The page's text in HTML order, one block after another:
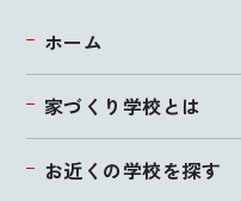
ホーム
家づくり学校とは
お近くの学校を探す